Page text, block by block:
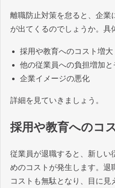
離職防止対策を怠ると、企業
が出てくるのでしょうか。具
採用や教育へのコスト増大
他の従業員への負担増加
企業イメージの悪化
詳細を見ていきましょう。
採用や教育へのコ
従業員が退職すると、新しい
めのコストが発生します。退
コストも無駄となり、目に見